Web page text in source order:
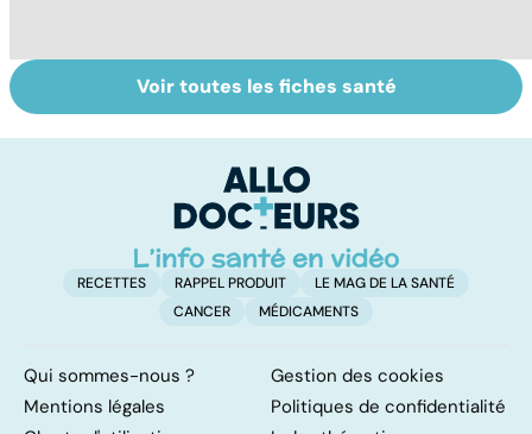
Tout savoir sur
les infections
Inflammation des
amygdales : que
d'angine ?
Voir toutes les fiches santé
RECETTES RAPPEL PRODUIT
LE MAG DE LA SANTÉ
CANCER
MÉDICAMENTS
Qui sommes-nous ?
Gestion des cookies
Mentions légales
Politiques de confidentialité